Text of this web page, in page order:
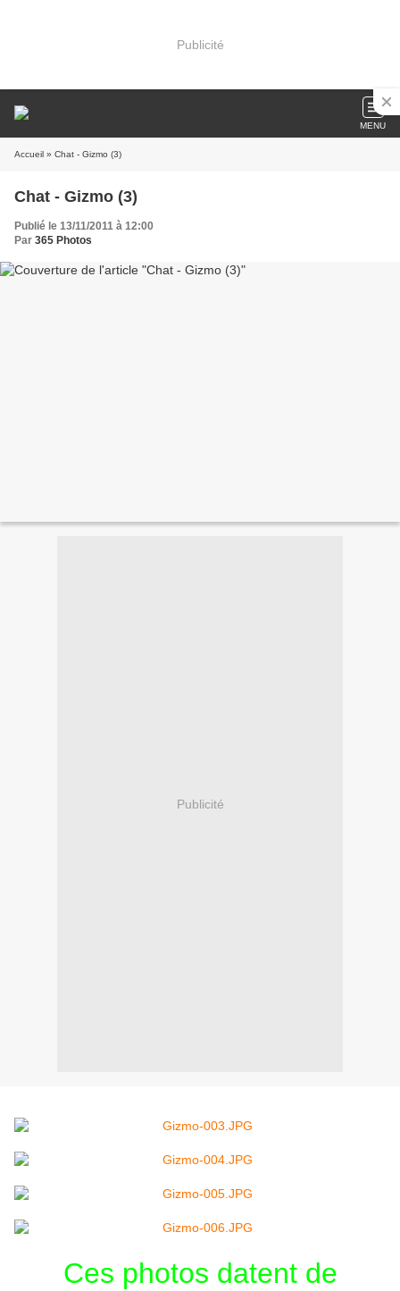
Publicité
MENU
Accueil » Chat - Gizmo (3)
Chat - Gizmo (3)
Publié le 13/11/2011 à 12:00
Par 365 Photos
Publicité
Ces photos datent de